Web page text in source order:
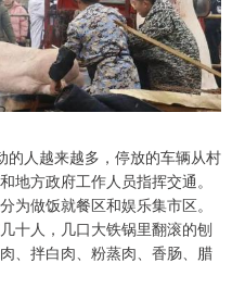
的人越来越多，停放的车辆从村
地方政府工作人员指挥交通。
为做饭就餐区和娱乐集市区。
十人，几口大铁锅里翻滚的刨
、拌白肉、粉蒸肉、香肠、腊